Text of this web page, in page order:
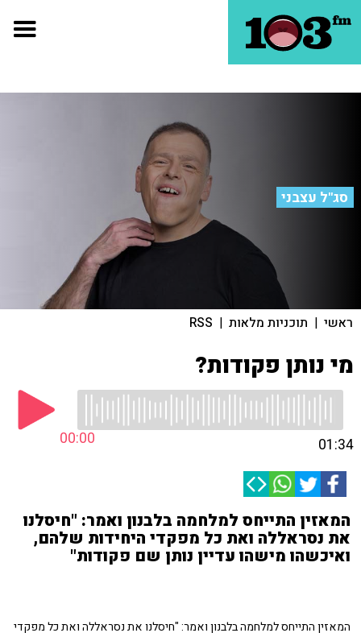
סג"ל עצבני
ראשי | תוכניות מלאות |
RSS
מי נותן פקודות?
00:00 01:34
המאזין התייחס למלחמה בלבנון ואמר: "חיסלנו
את נסראללה ואת כל מפקדי היחידות שלהם,
ואיכשהו מישהו עדיין נותן שם פקודות"
המאזין התייחס למלחמה בלבנון ואמר: "חיסלנו את נסראללה ואת כל מפקדי